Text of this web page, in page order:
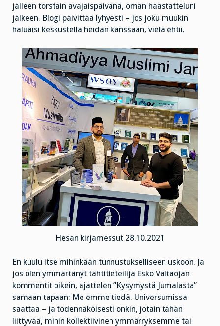
jälleen torstain avajaispäivänä, oman haastatteluni
jälkeen. Blogi päivittää lyhyesti – jos joku muukin
haluaisi keskustella heidän kanssaan, vielä ehtii.
Hesan kirjamessut 28.10.2021
En kuulu itse mihinkään tunnustukselliseen uskoon. Ja
jos olen ymmärtänyt tähtitieteilijä Esko Valtaojan
kommentit oikein, ajattelen ”Kysymystä Jumalasta”
samaan tapaan: Me emme tiedä. Universumissa
saattaa – ja todennäköisesti onkin, jotain tähän
liittyvää, mihin kollektiivinen ymmärryksemme tai